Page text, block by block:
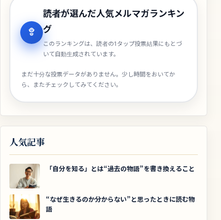
読者が選んだ人気メルマガランキン
グ
このランキングは、読者の1タップ投票結果にもとづ
いて自動生成されています。
まだ十分な投票データがありません。少し時間をおいてか
ら、またチェックしてみてください。
人気記事
「自分を知る」とは“過去の物語”を書き換えること
“なぜ生きるのか分からない”と思ったときに読む物
語